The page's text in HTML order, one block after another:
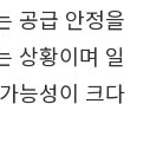
공급 안정을
상황이며 일
능성이 크다